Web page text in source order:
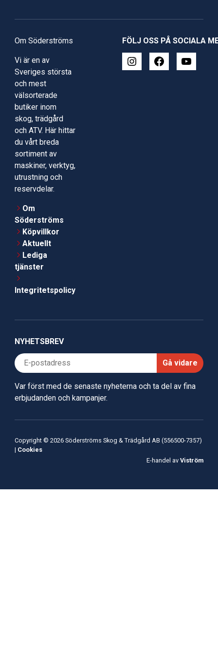
Om Söderströms
Vi är en av
Sveriges största
och mest
välsorterade
butiker inom
skog, trädgård
och ATV. Här hittar
du vårt breda
sortiment av
maskiner, verktyg,
utrustning och
reservdelar.
Om
Söderströms
Köpvillkor
Aktuellt
Lediga
tjänster
Integritetspolicy
FÖLJ OSS PÅ SOCIALA
NYHETSBREV
Gå vidare
Var först med de senaste nyheterna och ta del av fina
erbjudanden och kampanjer.
Copyright © 2026 Söderströms Skog & Trädgård AB (556500-7357)
| Cookies
E-handel av Viström